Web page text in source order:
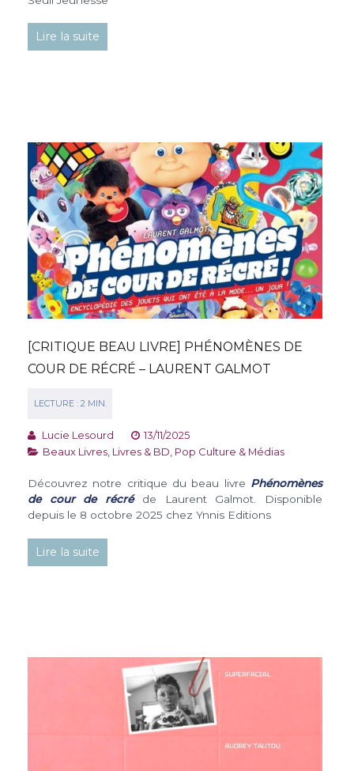
Lire la suite
[CRITIQUE BEAU LIVRE] PHÉNOMÈNES DE
COUR DE RÉCRÉ – LAURENT GALMOT
Lucie Lesourd
13/11/2025
Beaux Livres Livres & BD Pop Culture & Médias
Découvrez notre critique du beau livre Phénomènes
de cour de récréde Laurent Galmot. Disponible
depuis le 8 octobre 2025 chez Ynnis Editions
Lire la suite